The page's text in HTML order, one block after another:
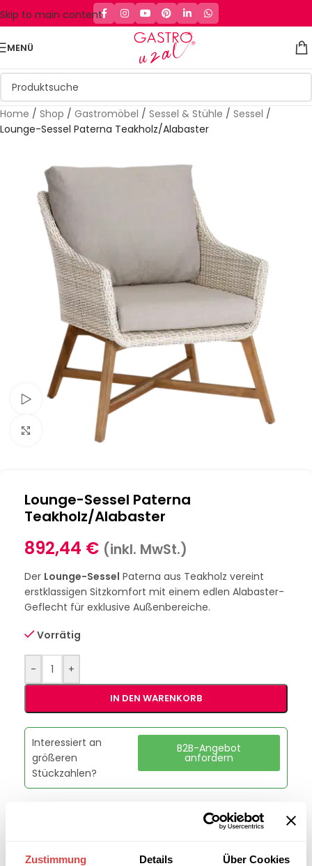
Zustimmung Details Über Cookies
Skip to main content
MENÜ
Home / Shop / Gastromöbel / Sessel & Stühle / Sessel /
Lounge-Sessel Paterna Teakholz/Alabaster
Schau Video
Klick zum Vergrößern
Lounge-Sessel Paterna
Teakholz/Alabaster
892,44 € (inkl. MwSt.)
Der Lounge-Sessel Paterna aus Teakholz vereint
erstklassigen Sitzkomfort mit einem edlen Alabaster-
Geflecht für exklusive Außenbereiche.
Vorrätig
- +
IN DEN WARENKORB
Interessiert an
größeren
Stückzahlen?
B2B-Angebot
anfordern
Marke:Gastro Uzal